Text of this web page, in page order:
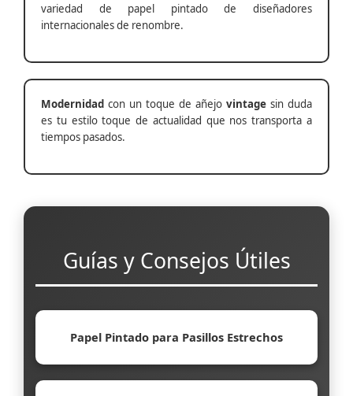
variedad de papel pintado de diseñadores
internacionales de renombre.
Modernidad con un toque de añejo vintage sin duda
es tu estilo toque de actualidad que nos transporta a
tiempos pasados.
Guías y Consejos Útiles
Papel Pintado para Pasillos Estrechos